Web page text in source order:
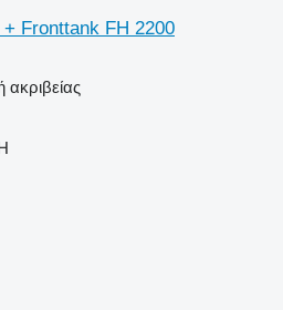
Fronttank FH 2200
ακριβείας